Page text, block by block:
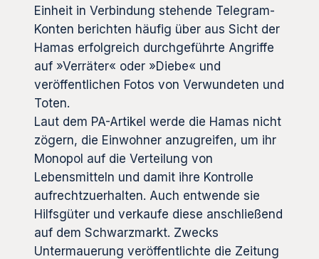
Einheit in Verbindung stehende Telegram-
Konten berichten häufig über aus Sicht der
Hamas erfolgreich durchgeführte Angriffe
auf »Verräter« oder »Diebe« und
veröffentlichen Fotos von Verwundeten und
Toten.
Laut dem PA-Artikel werde die Hamas nicht
zögern, die Einwohner anzugreifen, um ihr
Monopol auf die Verteilung von
Lebensmitteln und damit ihre Kontrolle
aufrechtzuerhalten. Auch entwende sie
Hilfsgüter und verkaufe diese anschließend
auf dem Schwarzmarkt. Zwecks
Untermauerung veröffentlichte die Zeitung